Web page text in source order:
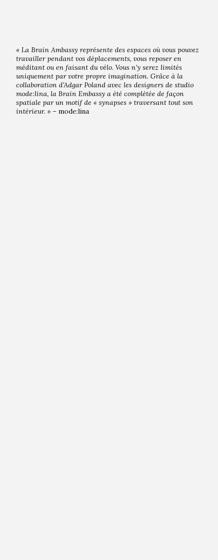
« La Brain Ambassy représente des espaces où vous pouvez
travailler pendant vos déplacements, vous reposer en
méditant ou en faisant du vélo. Vous n’y serez limités
uniquement par votre propre imagination. Grâce à la
collaboration d’Adgar Poland avec les designers de studio
mode:lina, la Brain Embassy a été complétée de façon
spatiale par un motif de « synapses » traversant tout son
intérieur. » – mode:lina